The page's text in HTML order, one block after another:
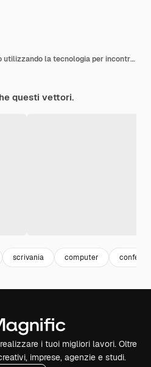
Gli uomini si accoppiano utilizzando la tecnologia per incontrarsi online sul posto di lavoro
questi vettori.
scrivania computer
i tuoi migliori lavori. Oltre
imprese, agenzie e studi.